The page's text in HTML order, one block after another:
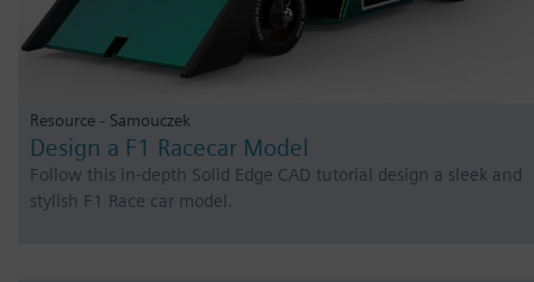
Resource - Samouczek
Design a F1 Racecar Model
Follow this in-depth Solid Edge CAD tutorial design a sleek and
stylish F1 Race car model.